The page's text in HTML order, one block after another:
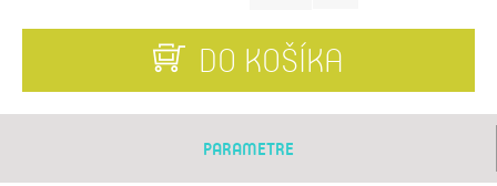
DO KOŠÍKA
PARAMETRE